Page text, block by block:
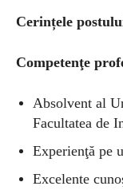
Cerințele
Competenţe
Absolvent al
Facultatea de
Experienţă pe
Excelente